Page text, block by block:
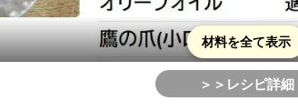
材料を全て表示
＞＞レシピ詳細